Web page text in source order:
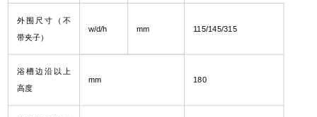
外围尺寸（不
带夹子）
w/d/h mm 115/145/315
浴槽边沿以上
高度
mm 180